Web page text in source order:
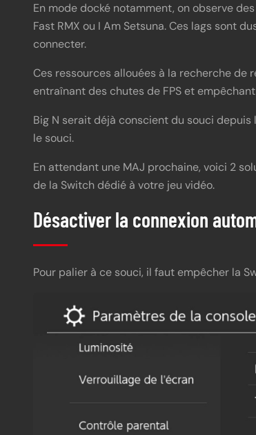
En mode docké notamment, on observe
Fast RMX ou I Am Setsuna. Ces lags sont
connecter.
Ces ressources allouées à la recherche de
entraînant des chutes de FPS et
Big N serait déjà conscient du souci
le souci.
En attendant une MAJ prochaine, voici 2
de la Switch dédié à votre jeu vidéo.
Désactiver la connexion
Pour palier à ce souci, il faut empêcher la